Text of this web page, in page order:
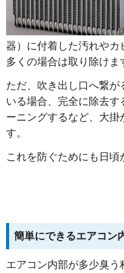
器）に付着した汚れやカ
多くの場合は取り除けま
ただ、吹き出し口へ繋
いる場合、完全に除去す
ーニングするなど、大掛
す。
これを防ぐためにも日頃
簡単にできるエアコン
エアコン内部が多少臭